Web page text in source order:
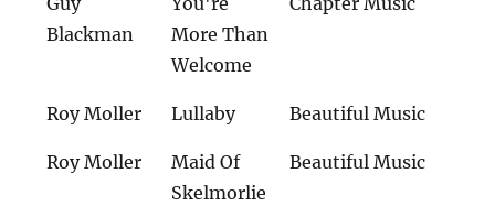
Blackman
More Than
Welcome
Roy Moller Lullaby Beautiful Music
Roy Moller
Maid Of
Skelmorlie
Beautiful Music